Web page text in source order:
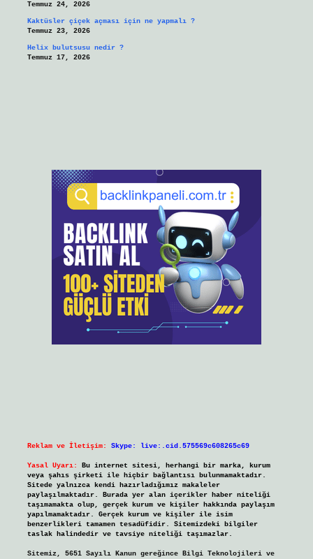
Temmuz 24, 2026
Kaktüsler çiçek açması için ne yapmalı ?
Temmuz 23, 2026
Helix bulutsusu nedir ?
Temmuz 17, 2026
Reklam ve İletişim: Skype: live:.cid.575569c608265c69
Yasal Uyarı:
Bu internet sitesi, herhangi bir marka, kurum
veya şahıs şirketi ile hiçbir bağlantısı bulunmamaktadır.
Sitede yalnızca kendi hazırladığımız makaleler
paylaşılmaktadır. Burada yer alan içerikler haber niteliği
taşımamakta olup, gerçek kurum ve kişiler hakkında paylaşım
yapılmamaktadır. Gerçek kurum ve kişiler ile isim
benzerlikleri tamamen tesadüfidir. Sitemizdeki bilgiler
taslak halindedir ve tavsiye niteliği taşımazlar.
Sitemiz, 5651 Sayılı Kanun gereğince Bilgi Teknolojileri ve